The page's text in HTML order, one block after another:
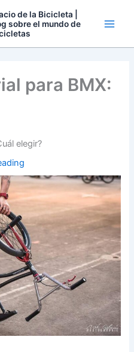
de la Bicicleta |
sobre el mundo de
para BMX:
elegir?